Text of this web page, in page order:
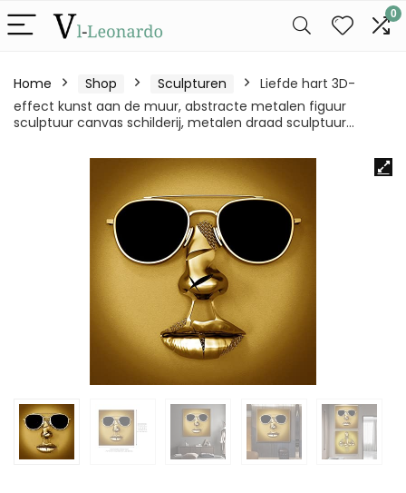
0
Home Shop Sculpturen
Liefde hart 3D-
effect kunst aan de muur, abstracte metalen figuur
sculptuur canvas schilderij, metalen draad sculptuur…